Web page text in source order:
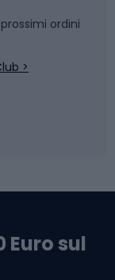
ordini
>
Euro sul